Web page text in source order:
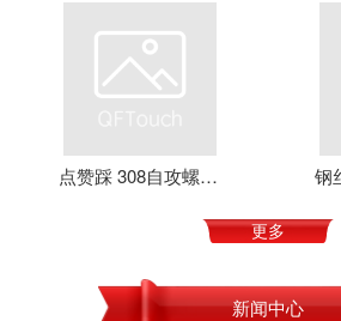
点赞踩 308自攻螺套 元亨机械 铝合金 不锈钢 可定制 加强螺纹
更多
新闻中心